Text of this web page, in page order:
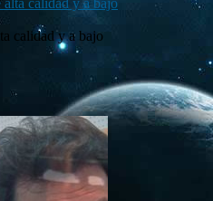
calidad y a bajo